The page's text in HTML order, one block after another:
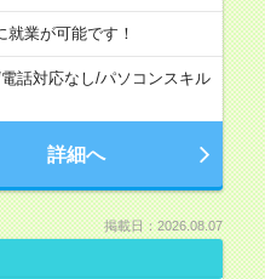
業が可能です！
電話対応なし/パソコンスキル
詳細へ
掲載日：2026.08.07